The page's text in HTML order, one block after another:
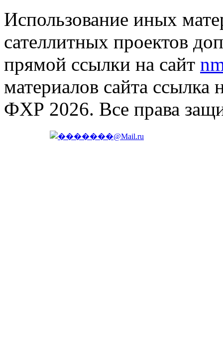
Использование иных
сателлитных проектов
прямой ссылки на сайт
материалов сайта ссылка
ФХР 2026. Все права